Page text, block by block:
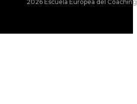
2026 Escuela Europea del Coaching